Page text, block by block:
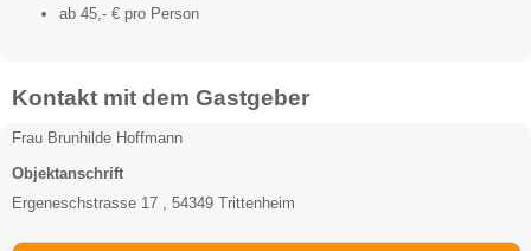
ab 45,- € pro Person
Kontakt mit dem Gastgeber
Frau Brunhilde Hoffmann
Objektanschrift
Ergeneschstrasse 17 , 54349 Trittenheim